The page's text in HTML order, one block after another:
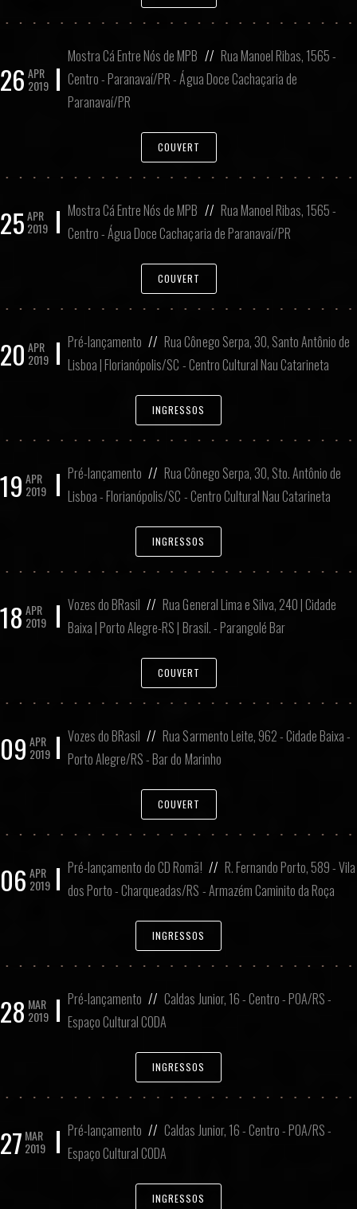
26 APR
2019
Mostra Cá Entre Nós de MPB // Rua Manoel Ribas, 1565 -
Centro - Paranavaí/PR - Água Doce Cachaçaria de
Paranavaí/PR
COUVERT
25APR
2019
Mostra Cá Entre Nós de MPB // Rua Manoel Ribas, 1565 -
Centro - Água Doce Cachaçaria de Paranavaí/PR
COUVERT
20 APR
2019
Pré-lançamento // Rua Cônego Serpa, 30, Santo Antônio de
Lisboa | Florianópolis/SC - Centro Cultural Nau Catarineta
INGRESSOS
19 APR
2019
Pré-lançamento // Rua Cônego Serpa, 30, Sto. Antônio de
Lisboa - Florianópolis/SC - Centro Cultural Nau Catarineta
INGRESSOS
18 APR
2019
Vozes do BRasil // Rua General Lima e Silva, 240 | Cidade
Baixa | Porto Alegre-RS | Brasil. - Parangolé Bar
COUVERT
09 APR
2019
Vozes do BRasil // Rua Sarmento Leite, 962 - Cidade Baixa -
Porto Alegre/RS - Bar do Marinho
COUVERT
06 APR
2019
Pré-lançamento do CD Romã! // R. Fernando Porto, 589 - Vila
dos Porto - Charqueadas/RS - Armazém Caminito da Roça
INGRESSOS
28 MAR
2019
Pré-lançamento // Caldas Junior, 16 - Centro - POA/RS -
Espaço Cultural CODA
INGRESSOS
27 MAR
2019
Pré-lançamento // Caldas Junior, 16 - Centro - POA/RS -
Espaço Cultural CODA
INGRESSOS